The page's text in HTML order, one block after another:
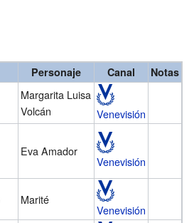
Personaje Canal Notas
Margarita Luisa
Volcán
Venevisión
Eva Amador
Venevisión
Marité
Venevisión